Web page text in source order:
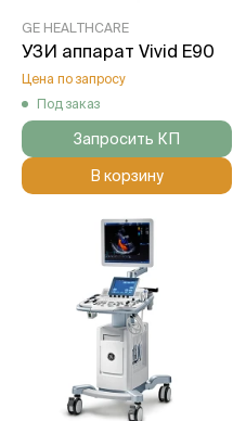
GE HEALTHCARE
УЗИ аппарат Vivid E90
Цена по запросу
Под заказ
Запросить КП
В корзину